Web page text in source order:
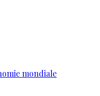
mondiale